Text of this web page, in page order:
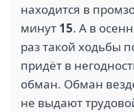
1.3
ЛЕНТА (9)
находится в
минут 15. А в
раз такой ходьбы
придёт в
обман. Обман
не выдают